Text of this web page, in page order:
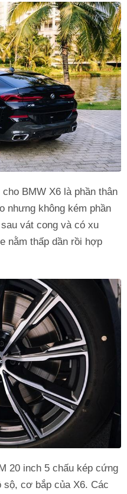
BMW X6 là phần thân
nhưng không kém phần
vát cong và có xu
nằm thấp dần rồi hợp
20 inch 5 chấu kép cứng
cơ bắp của X6. Các